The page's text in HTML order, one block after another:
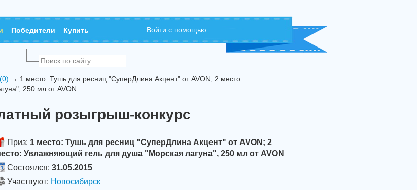
Победители Купить Войти с помощью
→ 1 место: Тушь для ресниц "СуперДлина Акцент" от AVON; 2 место:
250 мл от AVON
розыгрыш-конкурс
Приз: 1 место: Тушь для ресниц "СуперДлина Акцент" от AVON; 2
Увлажняющий гель для душа "Морская лагуна", 250 мл от AVON
Состоялся: 31.05.2015
Участвуют: Новосибирск